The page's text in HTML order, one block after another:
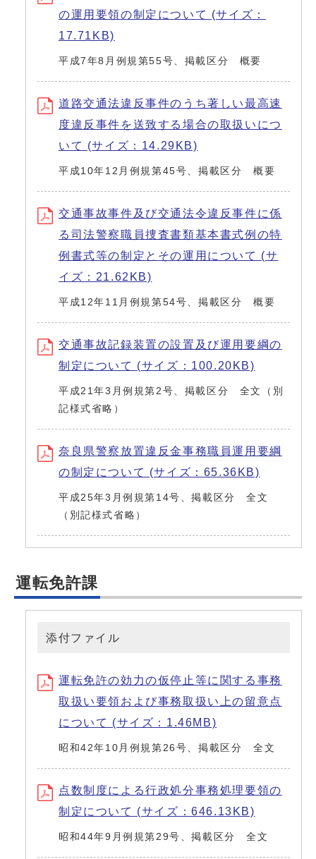
の運用要領の制定について (サイズ：
17.71KB)
平成7年8月例規第55号、掲載区分 概要
道路交通法違反事件のうち著しい最高速
度違反事件を送致する場合の取扱いにつ
いて (サイズ：14.29KB)
平成10年12月例規第45号、掲載区分 概要
交通事故事件及び交通法令違反事件に係
る司法警察職員捜査書類基本書式例の特
例書式等の制定とその運用について (サ
イズ：21.62KB)
平成12年11月例規第54号、掲載区分 概要
交通事故記録装置の設置及び運用要綱の
制定について (サイズ：100.20KB)
平成21年3月例規第2号、掲載区分 全文（別
記様式省略）
奈良県警察放置違反金事務職員運用要綱
の制定について (サイズ：65.36KB)
平成25年3月例規第14号、掲載区分 全文
（別記様式省略）
運転免許課
添付ファイル
運転免許の効力の仮停止等に関する事務
取扱い要領および事務取扱い上の留意点
について (サイズ：1.46MB)
昭和42年10月例規第26号、掲載区分 全文
点数制度による行政処分事務処理要領の
制定について (サイズ：646.13KB)
昭和44年9月例規第29号、掲載区分 全文